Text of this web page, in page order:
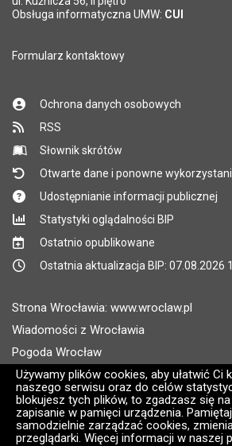
Używamy plików cookies, aby ułatwić Ci
naszego serwisu oraz do celów
blokujesz tych plików, to zgadzasz się
zapisanie w pamięci urządzenia.
samodzielnie zarządzać cookies,
przeglądarki. Więcej informacji w naszej
Obsługa informatyczna UMW: CUI
Formularz kontaktowy
Ochrona danych osobowych
RSS
Słownik skrótów
Otwarte dane i ponowne
Udostępnianie informacji publicznej
Statystyki oglądalności BIP
Ostatnio opublikowane
Ostatnia aktualizacja BIP: 07.08.2026
Strona Wrocławia: www.wroclaw.pl
Wiadomości z Wrocławia
Pogoda Wrocław
Rozkłady jazdy MPK Wrocław
Administratorem wroclaw.pl jest: ARAW
Wersja systemu: 2.8.30.09